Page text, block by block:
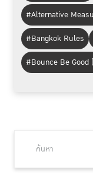
#Alternative
#Bangkok Rules
#Bounce Be Good